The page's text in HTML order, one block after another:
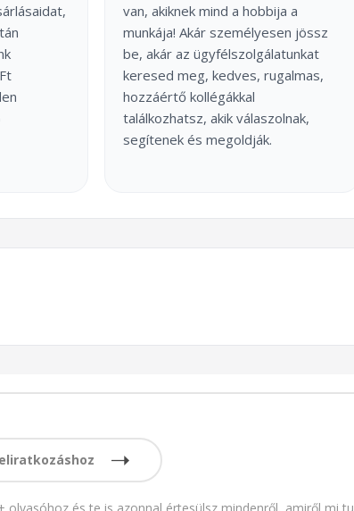
van, akiknek mind a hobbija a
munkája! Akár személyesen jössz
be, akár az ügyfélszolgálatunkat
keresed meg, kedves, rugalmas,
hozzáértő kollégákkal
találkozhatsz, akik válaszolnak,
segítenek és megoldják.
olvasóhoz és te is azonnal értesülsz mindenről, amiről mi